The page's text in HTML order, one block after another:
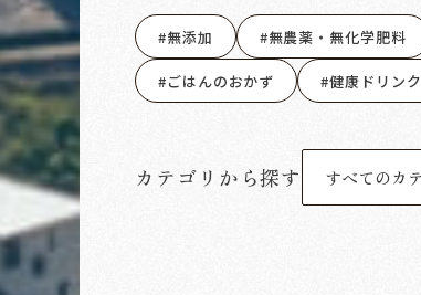
無添加 無農薬・無化学肥料
ごはんのおかず 健康ドリンク
カテゴリから探す